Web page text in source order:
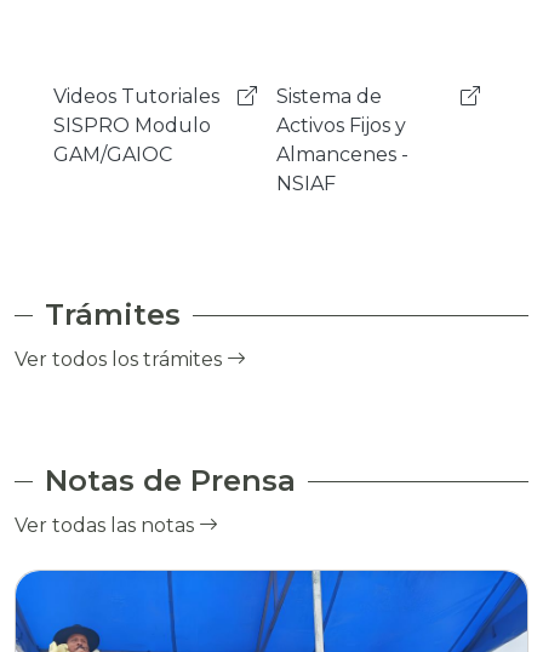
Sistema de
Activos Fijos y
Almancenes -
Mensajeria
Instantanea
Rocket.Chat
Trámites
Ver todos los trámites
Notas de Prensa
Ver todas las notas